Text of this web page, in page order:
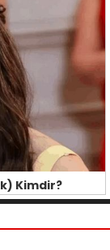
Kimdir?